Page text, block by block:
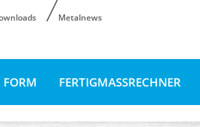
Metalnews
FORM FERTIGMASSRECHNER